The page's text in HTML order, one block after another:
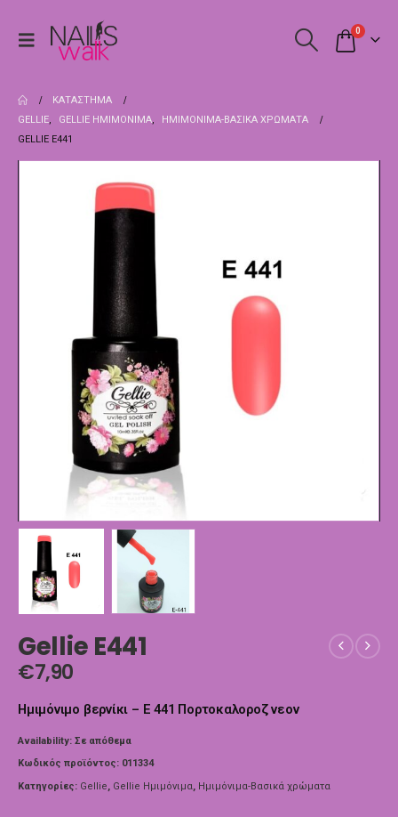
0
ΚΑΤΆΣΤΗΜΑ
GELLIE, GELLIE ΗΜΙΜΌΝΙΜΑ,
ΗΜΙΜΌΝΙΜΑ-ΒΑΣΙΚΆ ΧΡΏΜΑΤΑ
GELLIE E441
Gellie E441
€7,90
Ημιμόνιμο βερνίκι – E 441 Πορτοκαλοροζ νεον
Availability: Σε απόθεμα
Κωδικός προϊόντος: 011334
Κατηγορίες: Gellie, Gellie Ημιμόνιμα, Ημιμόνιμα-Βασικά χρώματα